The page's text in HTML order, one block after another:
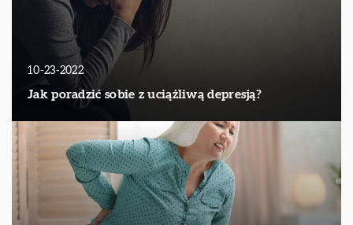
10-23-2022
Jak poradzić sobie z uciążliwą depresją?